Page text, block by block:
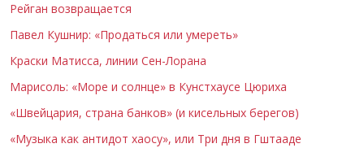
Рейган возвращается
Павел Кушнир: «Продаться или умереть»
Краски Матисса, линии Сен-Лорана
Марисоль: «Море и солнце» в Кунстхаусе Цюриха
«Швейцария, страна банков» (и кисельных берегов)
«Музыка как антидот хаосу», или Три дня в Гштааде